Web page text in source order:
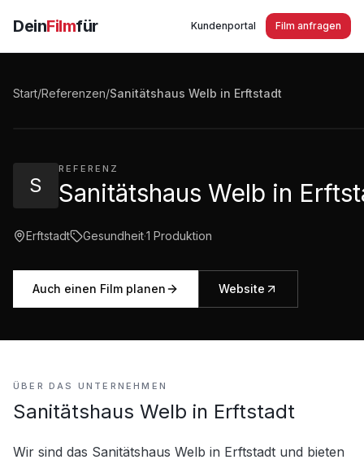
DeinFilmfür Kundenportal Film anfragen
Start/Referenzen/Sanitätshaus Welb in Erftstadt
S
REFERENZ
Sanitätshaus Welb in
Erftstadt Gesundheit·1 Produktion
Auch einen Film planen Website
Sanitätshaus Welb in Erftstadt
ÜBER DAS UNTERNEHMEN
Sanitätshaus Welb in Erftstadt
Wir sind das Sanitätshaus Welb in Erftstadt und bieten